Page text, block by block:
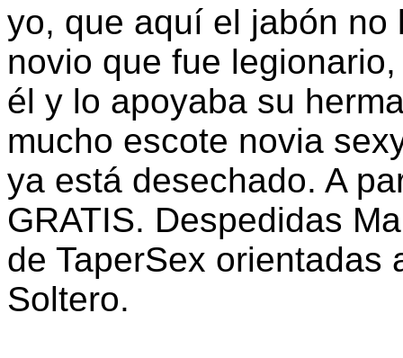
yo, que aquí el jabón no
novio que fue
él y lo apoyaba su
mucho escote novia
ya está desechado. A
GRATIS. Despedidas
de TaperSex orientadas
Soltero.